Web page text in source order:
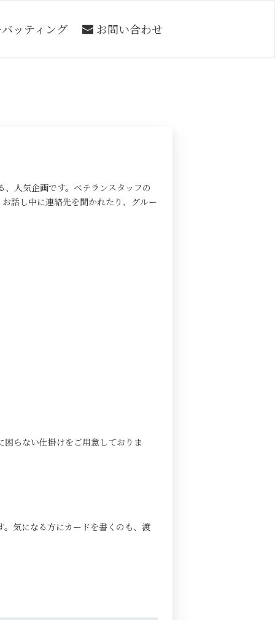
ッティング お問い合わせ
人気企画です。ベテランスタッフの
話し中に連絡先を聞かれたり、グルー
らない仕掛けをご用意しておりま
気になる方にカードを書くのも、渡